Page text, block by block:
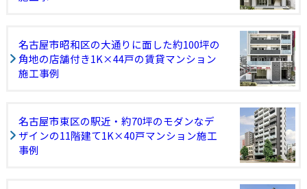
名古屋市昭和区の大通りに面した約100坪の
角地の店舗付き1K×44戸の賃貸マンション
施工事例
名古屋市東区の駅近・約70坪のモダンなデ
ザインの11階建て1K×40戸マンション施工
事例